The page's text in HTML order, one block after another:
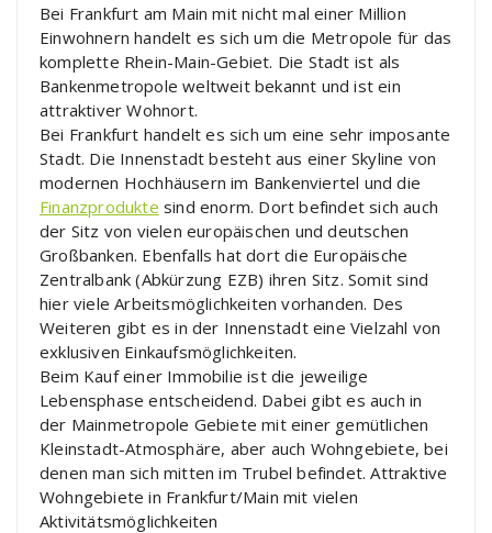
Bei Frankfurt am Main mit nicht mal einer Million
Einwohnern handelt es sich um die Metropole für das
komplette Rhein-Main-Gebiet. Die Stadt ist als
Bankenmetropole weltweit bekannt und ist ein
attraktiver Wohnort.
Bei Frankfurt handelt es sich um eine sehr imposante
Stadt. Die Innenstadt besteht aus einer Skyline von
modernen Hochhäusern im Bankenviertel und die
Finanzprodukte sind enorm. Dort befindet sich auch
der Sitz von vielen europäischen und deutschen
Großbanken. Ebenfalls hat dort die Europäische
Zentralbank (Abkürzung EZB) ihren Sitz. Somit sind
hier viele Arbeitsmöglichkeiten vorhanden. Des
Weiteren gibt es in der Innenstadt eine Vielzahl von
exklusiven Einkaufsmöglichkeiten.
Beim Kauf einer Immobilie ist die jeweilige
Lebensphase entscheidend. Dabei gibt es auch in
der Mainmetropole Gebiete mit einer gemütlichen
Kleinstadt-Atmosphäre, aber auch Wohngebiete, bei
denen man sich mitten im Trubel befindet. Attraktive
Wohngebiete in Frankfurt/Main mit vielen
Aktivitätsmöglichkeiten